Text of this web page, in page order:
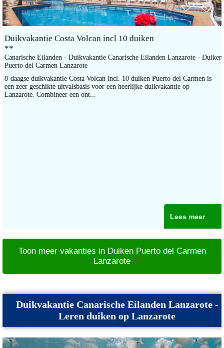
Duikvakantie Costa Volcan incl 10 duiken
**
Canarische Eilanden - Duikvakantie Canarische Eilanden Lanzarote - Duiken
Puerto del Carmen Lanzarote
8-daagse duikvakantie Costa Volcan incl. 10 duiken Puerto del Carmen is
een zeer geschikte uitvalsbasis voor een heerlijke duikvakantie op
Lanzarote. Combineer een ont...
Lees meer
Toon meer vakanties in Duiken Puerto del Carmen
Lanzarote
Duikvakantie Canarische Eilanden Lanzarote -
Leren duiken op Lanzarote